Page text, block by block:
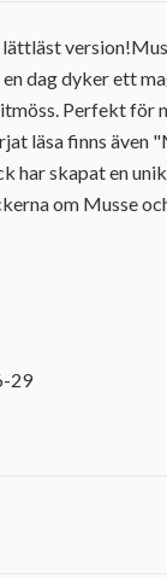
dag dyker ett
Perfekt för
läsa finns även
har skapat en
om Musse
29